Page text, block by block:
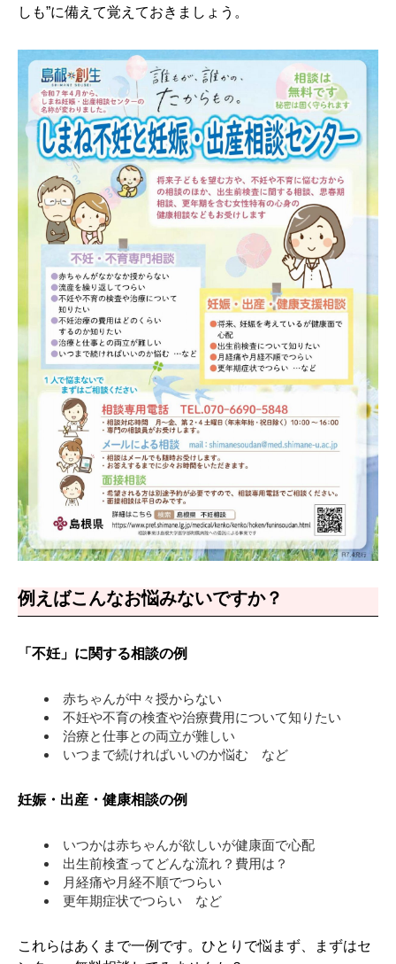
しも”に備えて覚えておきましょう。
例えばこんなお悩みないですか？
「不妊」に関する相談の例
赤ちゃんが中々授からない
不妊や不育の検査や治療費用について知りたい
治療と仕事との両立が難しい
いつまで続ければいいのか悩む など
妊娠・出産・健康相談の例
いつかは赤ちゃんが欲しいが健康面で心配
出生前検査ってどんな流れ？費用は？
月経痛や月経不順でつらい
更年期症状でつらい など
これらはあくまで一例です。ひとりで悩まず、まずはセ